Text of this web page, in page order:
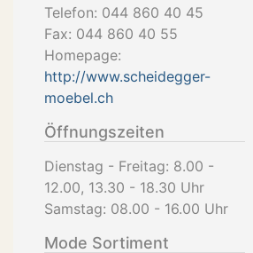
Telefon: 044 860 40 45
Fax: 044 860 40 55
Homepage:
http://www.scheidegger-
moebel.ch
Öffnungszeiten
Dienstag - Freitag: 8.00 -
12.00, 13.30 - 18.30 Uhr
Samstag: 08.00 - 16.00 Uhr
Mode Sortiment